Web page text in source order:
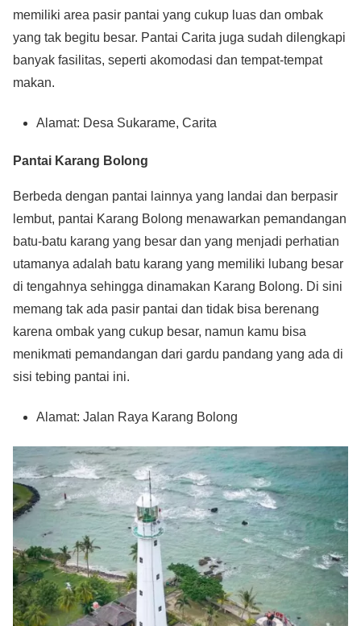
memiliki area pasir pantai yang cukup luas dan ombak
yang tak begitu besar. Pantai Carita juga sudah dilengkapi
banyak fasilitas, seperti akomodasi dan tempat-tempat
makan.
Alamat: Desa Sukarame, Carita
Pantai Karang Bolong
Berbeda dengan pantai lainnya yang landai dan berpasir
lembut, pantai Karang Bolong menawarkan pemandangan
batu-batu karang yang besar dan yang menjadi perhatian
utamanya adalah batu karang yang memiliki lubang besar
di tengahnya sehingga dinamakan Karang Bolong. Di sini
memang tak ada pasir pantai dan tidak bisa berenang
karena ombak yang cukup besar, namun kamu bisa
menikmati pemandangan dari gardu pandang yang ada di
sisi tebing pantai ini.
Alamat: Jalan Raya Karang Bolong